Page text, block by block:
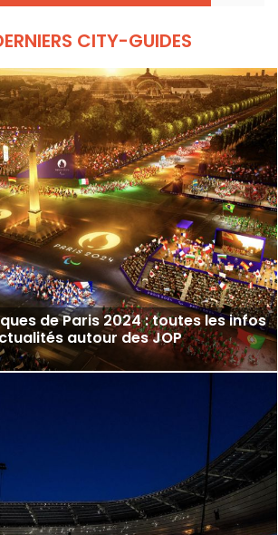
CITY-GUIDES
de Paris 2024 : toutes les infos
autour des JOP